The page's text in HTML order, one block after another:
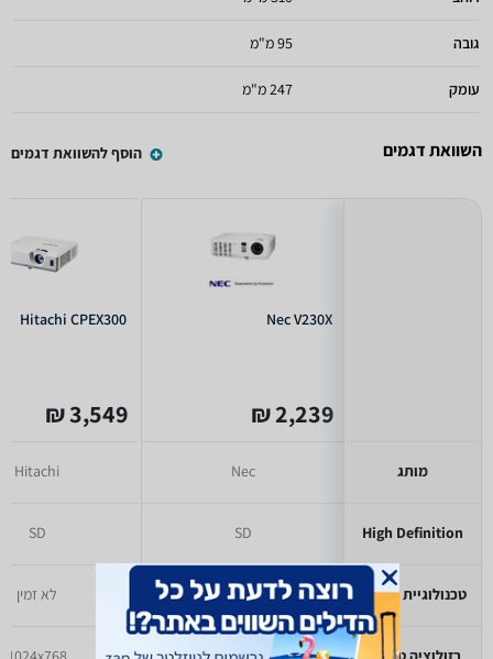
גובה 95 מ"מ
עומק 247 מ"מ
השוואת דגמים הוסף להשוואת דגמים
מותג
High Definition
טכנולוגיית הקרנה
Nec V230X
2,239 ₪
Nec
SD
לא זמין
Hitachi CPEX300
3,549 ₪
Hitachi
SD
לא זמין